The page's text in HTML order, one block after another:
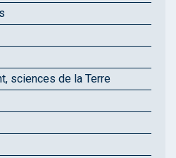
sciences de la Terre